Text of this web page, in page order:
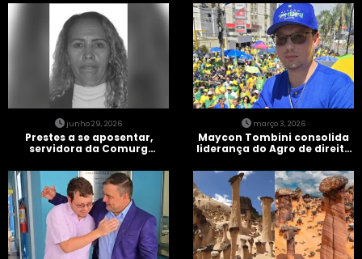
junho 29, 2026
Prestes a se aposentar,
servidora da Comurg
entra em protocolo de
morte encefálica
março 3, 2026
Maycon Tombini consolida
liderança do Agro de direita
Brasil” em Goiânia